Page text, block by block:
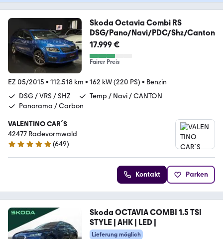
Skoda Octavia Combi RS
DSG/Pano/Navi/PDC/Shz/Canton
17.999 €
Fairer Preis
EZ 05/2015 • 112.518 km • 162 kW (220 PS) • Benzin
DSG / VRS / SHZ
Temp / Navi / CANTON
Panorama / Carbon
VALENTINO CAR´S
42477 Radevormwald
4.9 Sterne
(649)
Kontakt Parken
Skoda OCTAVIA COMBI 1.5 TSI
STYLE | AHK | LED |
Lieferung möglich